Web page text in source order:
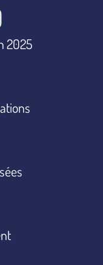
2025